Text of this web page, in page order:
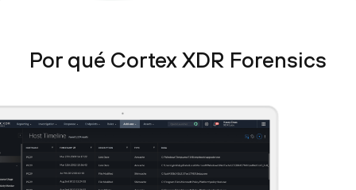
Por qué Cortex XDR Forensics